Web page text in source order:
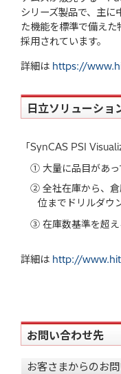
シリーズ製品で、主
た機能を標準で備え
採用されています。
詳細は https://
日立ソリューシ
「SynCAS PSI
① 大量に品目があっ
② 全社在庫から、倉
位までドリルダウ
③ 在庫数基準を超え
詳細はhttp://
お問い合わせ先
お客さまからのお